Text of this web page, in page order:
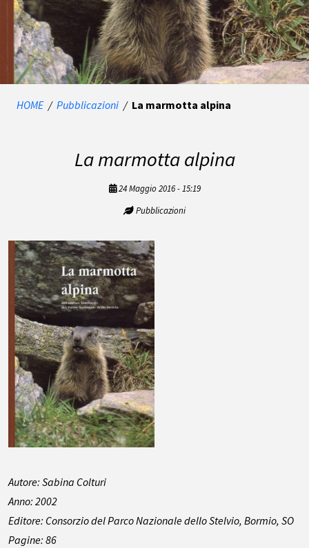
HOME / Pubblicazioni / La marmotta alpina
La marmotta alpina
24 Maggio 2016 - 15:19
Pubblicazioni
Autore: Sabina Colturi
Anno: 2002
Editore: Consorzio del Parco Nazionale dello Stelvio, Bormio, SO
Pagine: 86